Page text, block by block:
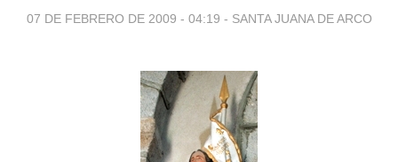
07 DE FEBRERO DE 2009 - 04:19 - SANTA JUANA DE ARCO